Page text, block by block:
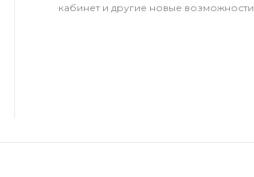
кабинет и другие новые возможности